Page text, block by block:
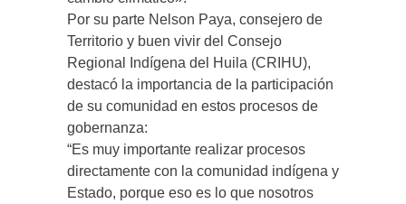
Por su parte Nelson Paya, consejero de
Territorio y buen vivir del Consejo
Regional Indígena del Huila (CRIHU),
destacó la importancia de la participación
de su comunidad en estos procesos de
gobernanza:
“Es muy importante realizar procesos
directamente con la comunidad indígena y
Estado, porque eso es lo que nosotros